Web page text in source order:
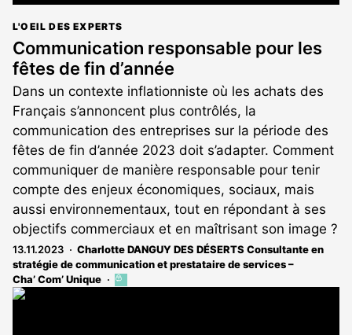
L'OEIL DES EXPERTS
Communication responsable pour les
fêtes de fin d’année
Dans un contexte inflationniste où les achats des
Français s’annoncent plus contrôlés, la
communication des entreprises sur la période des
fêtes de fin d’année 2023 doit s’adapter. Comment
communiquer de manière responsable pour tenir
compte des enjeux économiques, sociaux, mais
aussi environnementaux, tout en répondant à ses
objectifs commerciaux et en maîtrisant son image ?
13.11.2023
Charlotte DANGUY DES DÉSERTS Consultante en
stratégie de communication et prestataire de services –
Cha’ Com’ Unique
Cet